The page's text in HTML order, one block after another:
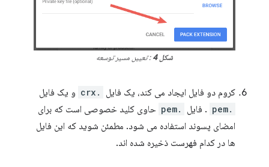
شکل 4 : تعیین مسیر توسعه
کروم دو فایل ایجاد می کند، یک فایل .crx و یک فایل
.pem . فایل .pem
حاوی کلید خصوصی است که برای
امضای پسوند استفاده می شود. مطمئن شوید که این فایل
ها در کدام فهرست ذخیره شده اند.